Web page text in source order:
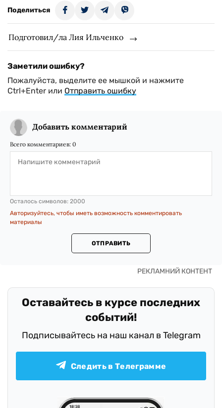
Поделиться
Подготовил/ла Лия Ильченко
Заметили ошибку?
Пожалуйста, выделите ее мышкой и нажмите
Ctrl+Enter или Отправить ошибку
Добавить комментарий
Всего комментариев: 0
Осталось символов: 2000
Авторизуйтесь, чтобы иметь возможность комментировать
материалы
ОТПРАВИТЬ
Оставайтесь в курсе последних
событий!
Подписывайтесь на наш канал в Telegram
Следить в Телеграмме